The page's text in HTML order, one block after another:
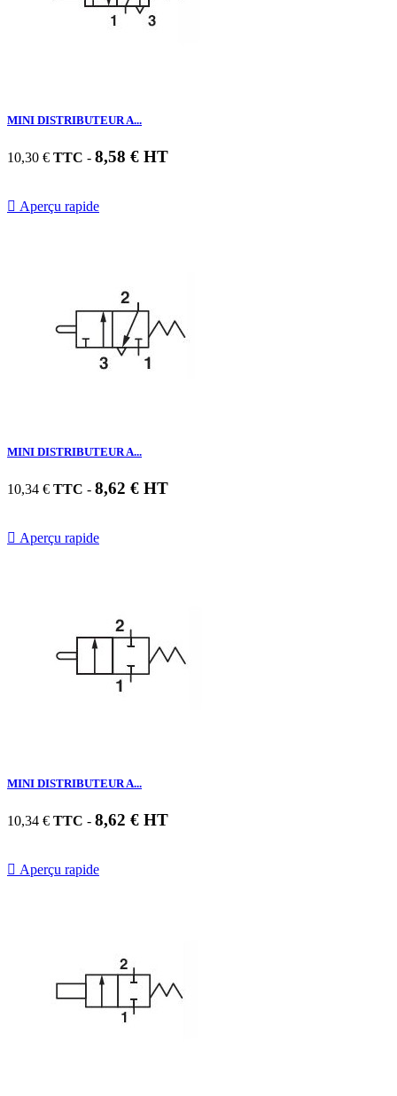
MINI DISTRIBUTEUR A...
10,30 € TTC - 8,58 € HT
 Aperçu rapide
MINI DISTRIBUTEUR A...
10,34 € TTC - 8,62 € HT
 Aperçu rapide
MINI DISTRIBUTEUR A...
10,34 € TTC - 8,62 € HT
 Aperçu rapide